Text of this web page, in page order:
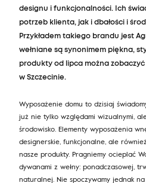
designu i funkcjonalności. Ich
potrzeb klienta, jak i dbałości i
Przykładem takiego brandu jest
wełniane są synonimem piękna,
produkty od lipca można
w Szczecinie.
szansy spotyka się z
globalny rynek rozwija się
innowacjom. Podobnie jak
wykwintnych wełnianych
ponadczasową elegancję z
välismaa kasiinodoferują
doświadczeń
Wyposażenie domu to dzisiaj
już nie tylko względami wizualnymi,
środowisko. Elementy wyposażenia
designerskie, funkcjonalne, ale
nasze produkty. Pragniemy ocieplać
dywanami z wełny: ponadczasowej,
naturalnej. Nie spoczywamy jednak